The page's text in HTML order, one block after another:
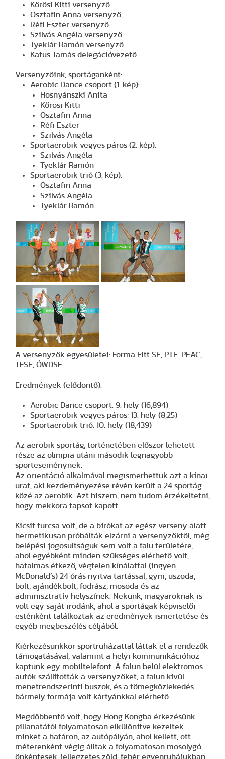
Kőrösi Kitti versenyző
Osztafin Anna versenyző
Réfi Eszter versenyző
Szilvás Angéla versenyző
Tyeklár Ramón versenyző
Katus Tamás delegációvezető
Versenyzőink, sportáganként:
Aerobic Dance csoport (1. kép):
Hosnyánszki Anita
Kőrösi Kitti
Osztafin Anna
Réfi Eszter
Szilvás Angéla
Sportaerobik vegyes páros (2. kép):
Szilvás Angéla
Tyeklár Ramón
Sportaerobik trió (3. kép):
Osztafin Anna
Szilvás Angéla
Tyeklár Ramón
A versenyzők egyesületei: Forma Fitt SE, PTE-PEAC,
TFSE, ÓWDSE
Eredmények (elődöntő):
Aerobic Dance csoport: 9. hely (16,894)
Sportaerobik vegyes páros:13. hely (8,25)
Sportaerobik trió: 10. hely (18,439)
Az aerobik sportág, történetében először lehetett
része az olimpia utáni második legnagyobb
sporteseménynek.
Az orientáció alkalmával megismerhettük azt a kínai
urat, aki kezdeményezése révén került a 24 sportág
közé az aerobik. Azt hiszem, nem tudom érzékeltetni,
hogy mekkora tapsot kapott.
Kicsit furcsa volt, de a bírókat az egész verseny alatt
hermetikusan próbálták elzárni a versenyzőktől, még
belépési jogosultságuk sem volt a falu területére,
ahol egyébként minden szükséges elérhető volt,
hatalmas étkező, végtelen kínálattal (ingyen
McDonald’s) 24 órás nyitva tartással, gym, uszoda,
bolt, ajándékbolt, fodrász, mosoda és az
adminisztratív helyszínek. Nekünk, magyaroknak is
volt egy saját irodánk, ahol a sportágak képviselői
esténként találkoztak az eredmények ismertetése és
egyéb megbeszélés céljából.
Kiérkezésünkkor sportruházattal láttak el a rendezők
támogatásával, valamint a helyi kommunikációhoz
kaptunk egy mobiltelefont. A falun belül elektromos
autók szállították a versenyzőket, a falun kívül
menetrendszerinti buszok, és a tömegközlekedés
bármely formája volt kártyánkkal elérhető.
Megdöbbentő volt, hogy Hong Kongba érkezésünk
pillanatától folyamatosan elkülönítve kezeltek
minket a határon, az autópályán, ahol kellett, ott
méterenként végig álltak a folyamatosan mosolygó
önkéntesek, jellegzetes zöld-fehér egyenruhájukban.